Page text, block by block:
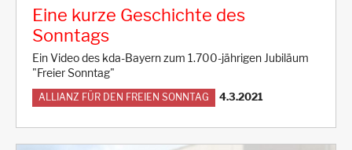
Eine kurze Geschichte des
Sonntags
Ein Video des kda-Bayern zum 1.700-jährigen Jubiläum
"Freier Sonntag"
ALLIANZ FÜR DEN FREIEN SONNTAG 4.3.2021